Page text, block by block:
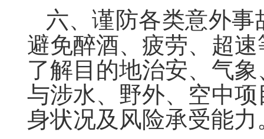
六、谨防各类意外事
避免醉酒、疲劳、超
了解目的地治安、气
与涉水、野外、空中
身状况及风险承受能力